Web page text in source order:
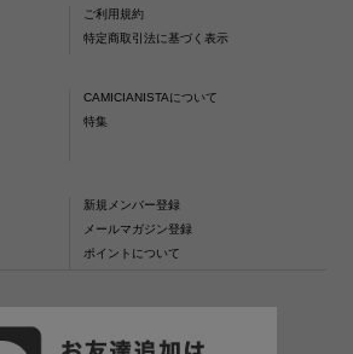
ご利用規約
特定商取引法に基づく表示
CAMICIANISTAについて
特集
新規メンバー登録
メールマガジン登録
ポイントについて